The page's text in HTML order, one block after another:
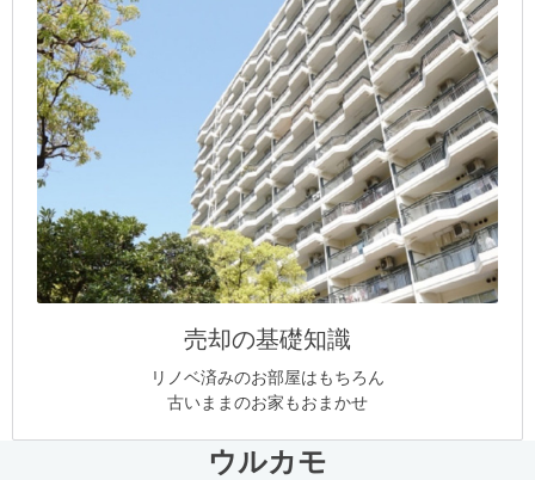
売却の基礎知識
リノベ済みのお部屋はもちろん
古いままのお家もおまかせ
ウルカモ